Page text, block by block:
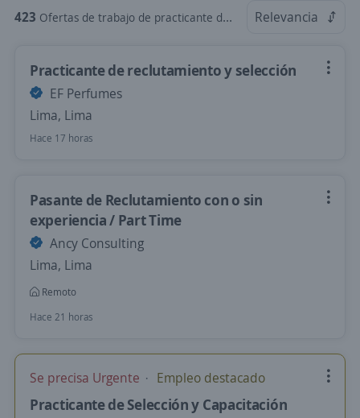
423 Ofertas de trabajo de practicante de seleccion Relevancia
Practicante de reclutamiento y selección
EF Perfumes
Lima, Lima
Hace 17 horas
Pasante de Reclutamiento con o sin
experiencia / Part Time
Ancy Consulting
Lima, Lima
Remoto
Hace 21 horas
Se precisa Urgente Empleo destacado
Practicante de Selección y Capacitación